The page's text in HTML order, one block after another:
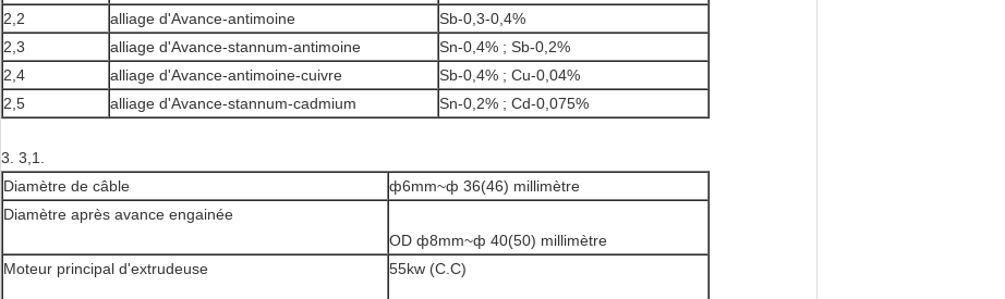
2,2
alliage d'Avance-antimoine
Sb-0,3-0,4%
2,3
alliage d'Avance-stannum-antimoine
Sn-0,4% ; Sb-0,2%
2,4
alliage d'Avance-antimoine-cuivre
Sb-0,4% ; Cu-0,04%
2,5
alliage d'Avance-stannum-cadmium Sn-0,2% ; Cd-0,075%
3. 3,1.
Diamètre de câble
ф6mm~ф 36(46) millimètre
Diamètre après avance engainée
OD ф8mm~ф 40(50) millimètre
Moteur principal d'extrudeuse
55kw (C.C)